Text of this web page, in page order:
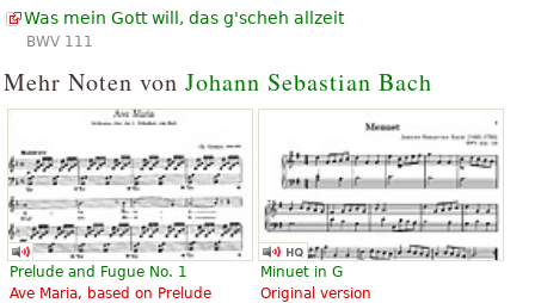
Was mein Gott will, das g'scheh allzeit
BWV 111
Mehr Noten von Johann Sebastian Bach
Prelude and Fugue No. 1
Ave Maria, based on Prelude
Minuet in G
Original version